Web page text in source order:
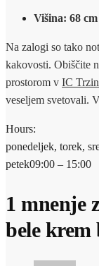
Višina: 68 cm
Na zalogi so tako
kakovosti. Obiščite
prostorom v IC Trzin
veseljem svetovali.
Hours:
ponedeljek, torek,
petek09:00 – 15:00
1 mnenje
bele krem